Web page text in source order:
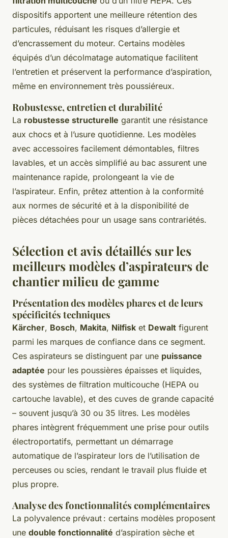
dispositifs apportent une meilleure rétention des
particules, réduisant les risques d’allergie et
d’encrassement du moteur. Certains modèles
équipés d’un décolmatage automatique facilitent
l’entretien et préservent la performance d’aspiration,
même en environnement très poussiéreux.
Robustesse, entretien et durabilité
La robustesse structurelle garantit une résistance
aux chocs et à l’usure quotidienne. Les modèles
avec accessoires facilement démontables, filtres
lavables, et un accès simplifié au bac assurent une
maintenance rapide, prolongeant la vie de
l’aspirateur. Enfin, prêtez attention à la conformité
aux normes de sécurité et à la disponibilité de
pièces détachées pour un usage sans contrariétés.
Sélection et avis détaillés sur les
meilleurs modèles d’aspirateurs de
chantier milieu de gamme
Présentation des modèles phares et de leurs
spécificités techniques
Kärcher, Bosch, Makita, Nilfisk et Dewalt figurent
parmi les marques de confiance dans ce segment.
Ces aspirateurs se distinguent par une puissance
adaptée pour les poussières épaisses et liquides,
des systèmes de filtration multicouche (HEPA ou
cartouche lavable), et des cuves de grande capacité
– souvent jusqu’à 30 ou 35 litres. Les modèles
phares intègrent fréquemment une prise pour outils
électroportatifs, permettant un démarrage
automatique de l’aspirateur lors de l’utilisation de
perceuses ou scies, rendant le travail plus fluide et
plus propre.
Analyse des fonctionnalités complémentaires
La polyvalence prévaut : certains modèles proposent
une double fonctionnalité d’aspiration sèche et